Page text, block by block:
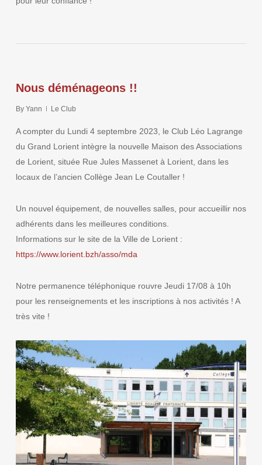
Nous déménageons !!
By Yann Le Club
A compter du Lundi 4 septembre 2023, le Club Léo Lagrange
du Grand Lorient intègre la nouvelle Maison des Associations
de Lorient, située Rue Jules Massenet à Lorient, dans les
locaux de l’ancien Collège Jean Le Coutaller !
Un nouvel équipement, de nouvelles salles, pour accueillir nos
adhérents dans les meilleures conditions.
Informations sur le site de la Ville de Lorient :
https://www.lorient.bzh/asso/mda
Notre permanence téléphonique rouvre Jeudi 17/08 à 10h
pour les renseignements et les inscriptions à nos activités ! A
très vite !